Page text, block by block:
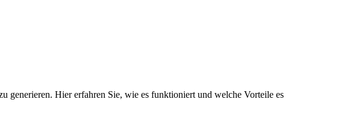
generieren. Hier erfahren Sie, wie es funktioniert und welche Vorteile es